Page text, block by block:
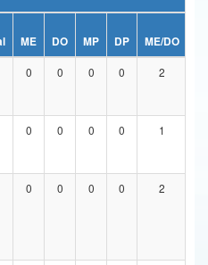
e Comunicações
Humanos
ME DO MP DP ME/DO
0 0 0 0 2
0 0 0 0 1
0 0 0 0 2